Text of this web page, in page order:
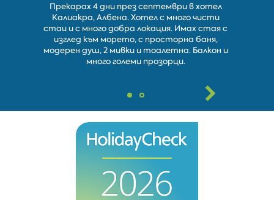
Прекарах 4 дни през септември в хотел
Калиакра, Албена. Хотел с много чисти
стаи и с много добра локация. Имах стая с
изглед към морето, с просторна баня,
модерен душ, 2 мивки и тоалетна. Балкон и
много големи прозорци.